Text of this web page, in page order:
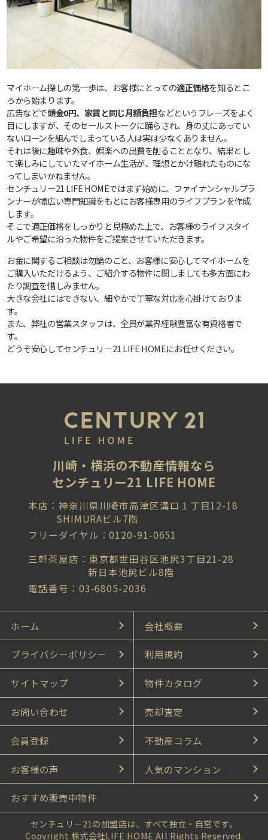
マイホーム探しの第一歩は、お客様にとっての適正価格を知るとこ
ろから始まります。
広告などで頭金0円、家賃と同じ月額負担などというフレーズをよく
目にしますが、そのセールストークに踊らされ、身の丈にあってい
ないローンを組んでしまっている人は実は少なくありません。
それは後に趣味や外食、娯楽への出費を削ることとなり、結果とし
て楽しみにしていたマイホーム生活が、理想とかけ離れたものにな
ってしまいかねません。
センチュリー21 LIFE HOMEではまず始めに、ファイナンシャルプラ
ンナーが幅広い専門知識をもとにお客様専用のライフプランを作成
します。
そこで適正価格をしっかりと見極めた上で、お客様のライフスタイ
ルやご希望に沿った物件をご提案させていただきます。
お金に関するご相談は勿論のこと、お客様に安心してマイホームを
ご購入いただけるよう、ご紹介する物件に関しましても多方面にわ
たり調査を惜しみません。
大きな会社にはできない、細やかで丁寧な対応を心掛けておりま
す。
また、弊社の営業スタッフは、全員が業界経験豊富な有資格者で
す。
どうぞ安心してセンチュリー21 LIFE HOMEにお任せください。
川崎・横浜の不動産情報なら
センチュリー21 LIFE HOME
本店：神奈川県川崎市高津区溝口１丁目12-18
SHIMURAビル7階
フリーダイヤル：0120-91-0651
三軒茶屋店：東京都世田谷区池尻3丁目21-28
新日本池尻ビル8階
電話番号：03-6805-2036
ホーム 会社概要
プライバシーポリシー 利用規約
サイトマップ 物件カタログ
お問い合わせ 売却査定
会員登録 不動産コラム
お客様の声 人気のマンション
おすすめ販売中物件
センチュリー21の加盟店は、すべて独立・自営です。
Copyright 株式会社LIFE HOME All Rights Reserved.